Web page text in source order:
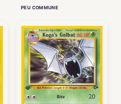
PEU COMMUNE